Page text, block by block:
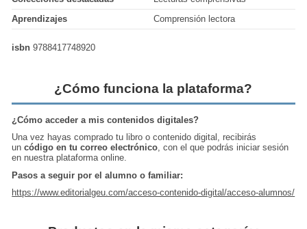
Aprendizajes
Comprensión lectora
isbn 9788417748920
¿Cómo funciona la plataforma?
¿Cómo acceder a mis contenidos digitales?
Una vez hayas comprado tu libro o contenido digital, recibirás
uncódigo en tu correo electrónico, con el que podrás iniciar sesión
en nuestra plataforma online.
Pasos a seguir por el alumno o familiar:
https://www.editorialgeu.com/acceso-contenido-digital/acceso-alumnos/